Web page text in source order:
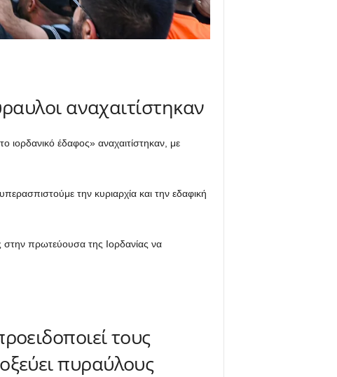
αναχαιτίστηκαν
έδαφος» αναχαιτίστηκαν, με
την κυριαρχία και την εδαφική
πρωτεύουσα της Ιορδανίας να
τους
πυραύλους